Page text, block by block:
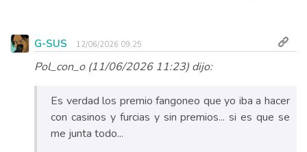
G-SUS 12/06/2026 09:25
Pol_con_o (11/06/2026 11:23) dijo:
Es verdad los premio fangoneo que yo iba a hacer
con casinos y furcias y sin premios... si es que se
me junta todo...